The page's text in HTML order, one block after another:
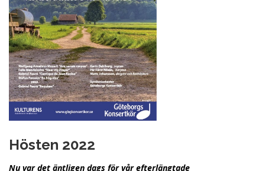
Hösten 2022
Nu var det äntligen dags för vår efterlängtade